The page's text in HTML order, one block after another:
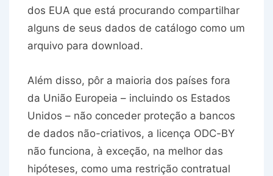
dos EUA que está procurando compartilhar
alguns de seus dados de catálogo como um
arquivo para download.
Além disso, pôr a maioria dos países fora
da União Europeia – incluindo os Estados
Unidos – não conceder proteção a bancos
de dados não-criativos, a licença ODC-BY
não funciona, à exceção, na melhor das
hipóteses, como uma restrição contratual